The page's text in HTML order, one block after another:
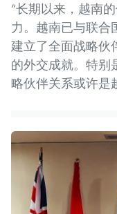
“长期以来，越南
力。越南已与联合
建立了全面战略伙
的外交成就。特别
略伙伴关系或许是